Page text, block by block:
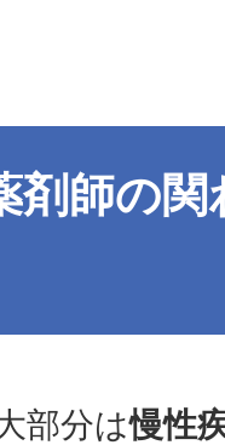
剤師の関
部分は慢性